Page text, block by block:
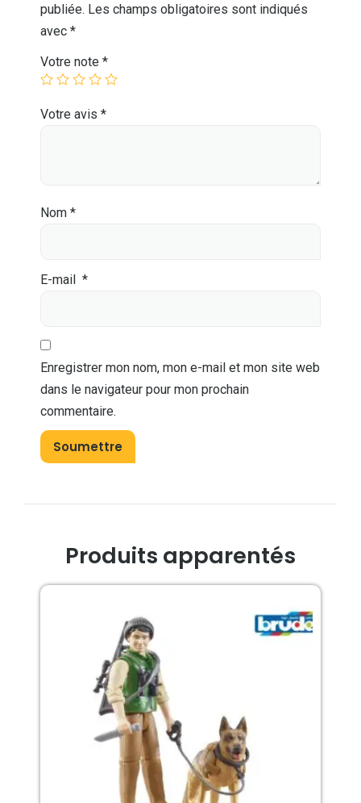
publiée. Les champs obligatoires sont indiqués
avec *
Votre note *
Votre avis *
Nom *
E-mail *
Enregistrer mon nom, mon e-mail et mon site web
dans le navigateur pour mon prochain
commentaire.
Produits apparentés